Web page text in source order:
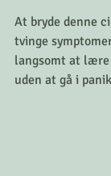
At bryde denne
tvinge
langsomt at
uden at gå i